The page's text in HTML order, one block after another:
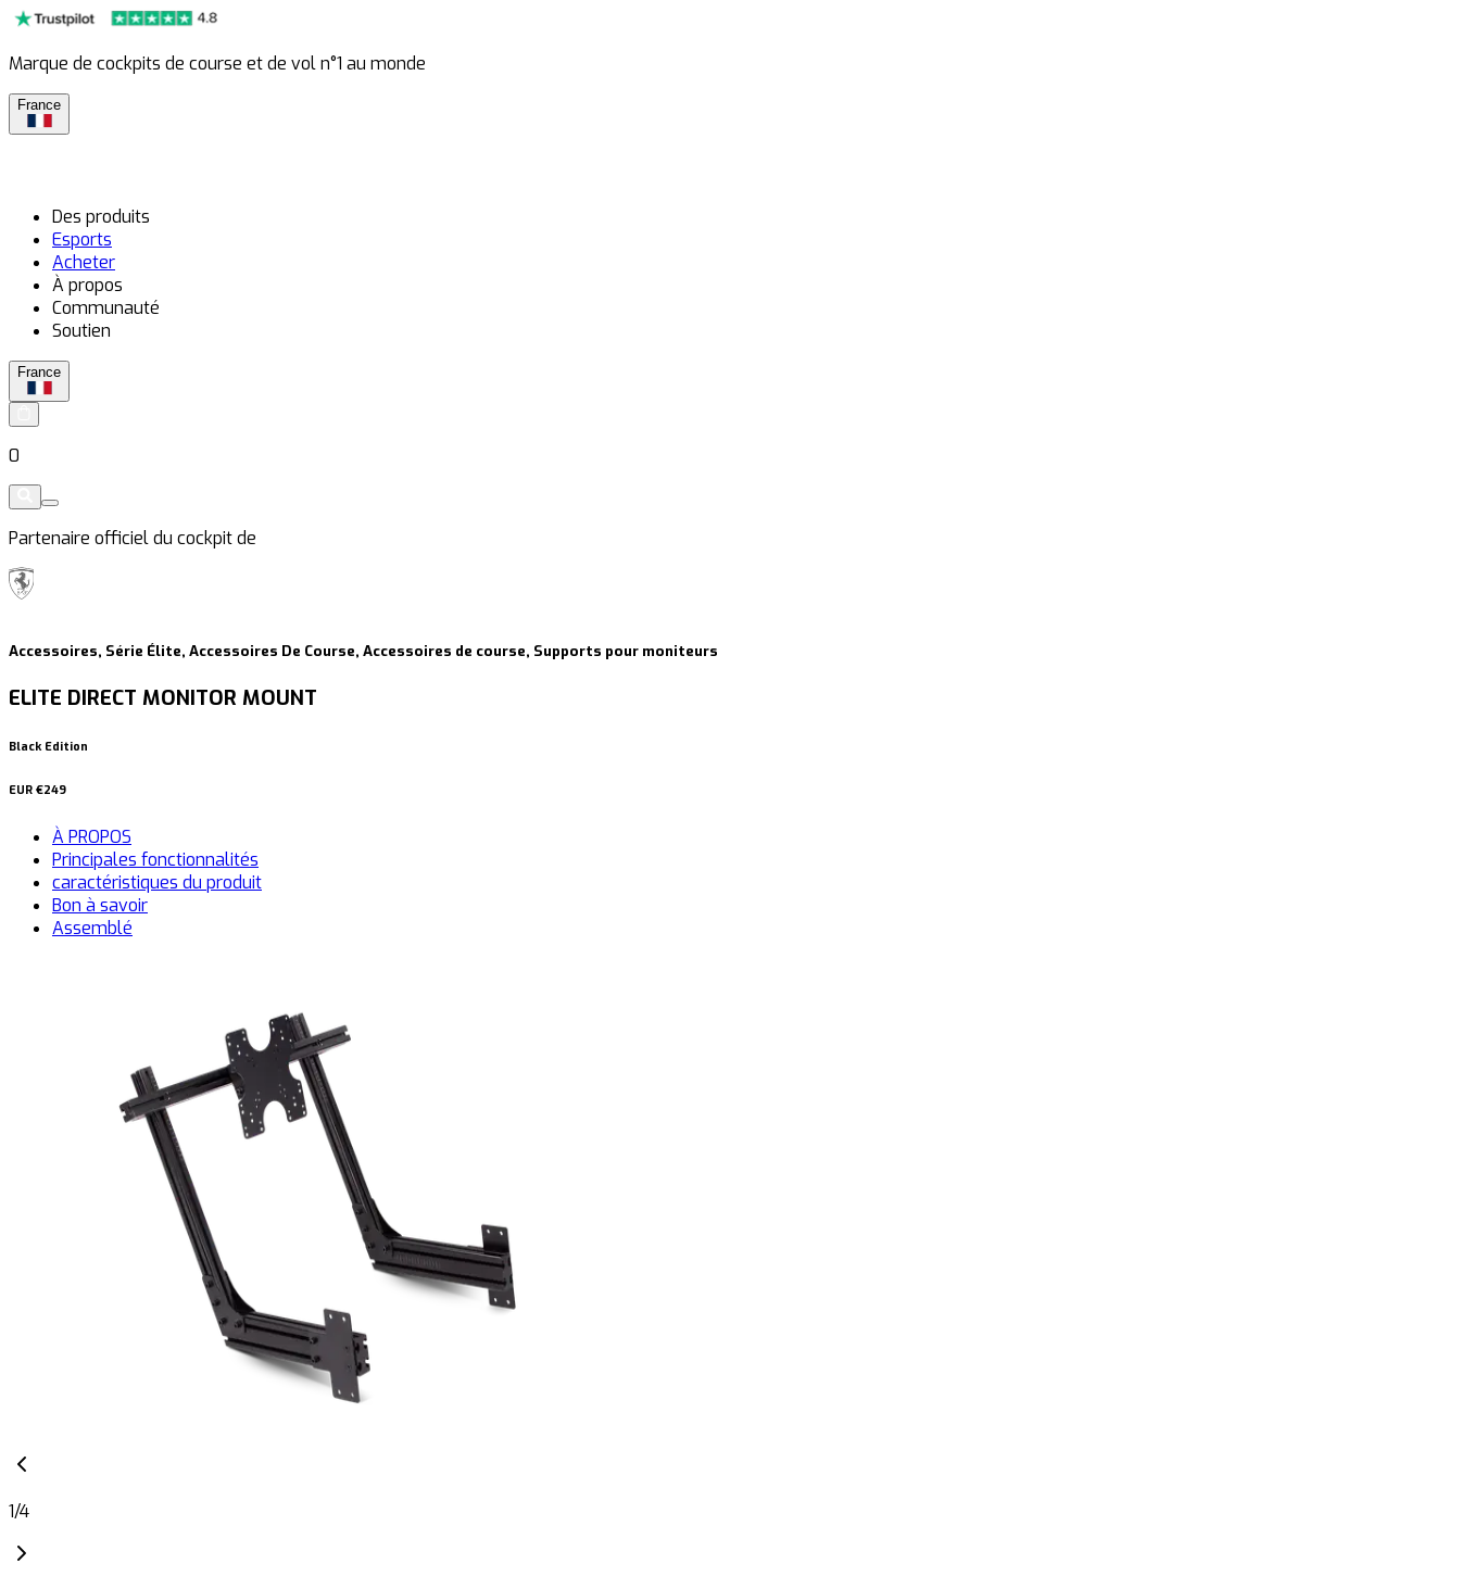
Marque de cockpits de course et de vol n°1 au monde
France
Des produits
Esports
Acheter
À propos
Communauté
Soutien
France
0
Partenaire officiel du cockpit de
Accessoires, Série Élite, Accessoires De Course, Accessoires de course, Supports pour moniteurs
ELITE DIRECT MONITOR MOUNT
Black Edition
EUR €249
À PROPOS
Principales fonctionnalités
caractéristiques du produit
Bon à savoir
Assemblé
1/4